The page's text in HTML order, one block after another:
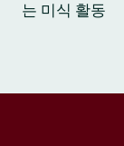
는 미식 활동